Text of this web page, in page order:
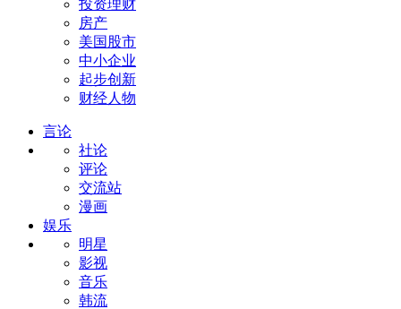
投资理财
房产
美国股市
中小企业
起步创新
财经人物
言论
社论
评论
交流站
漫画
娱乐
明星
影视
音乐
韩流